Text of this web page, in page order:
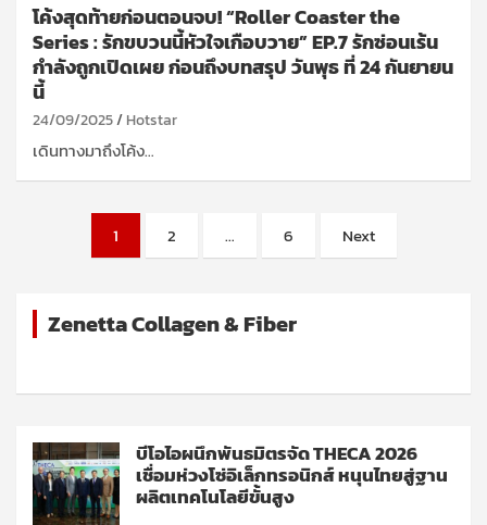
โค้งสุดท้ายก่อนตอนจบ! “Roller Coaster the
Series : รักขบวนนี้หัวใจเกือบวาย” EP.7 รักซ่อนเร้น
กำลังถูกเปิดเผย ก่อนถึงบทสรุป วันพุธ ที่ 24 กันยายน
นี้
24/09/2025 Hotstar
เดินทางมาถึงโค้ง…
pagination
1 2 … 6 Next
Zenetta Collagen & Fiber
บีโอไอผนึกพันธมิตรจัด THECA 2026
เชื่อมห่วงโซ่อิเล็กทรอนิกส์ หนุนไทยสู่ฐาน
ผลิตเทคโนโลยีขั้นสูง